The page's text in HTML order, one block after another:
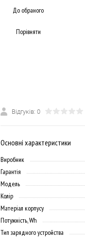
До обраного
Порівняти
Відгуків: 0
Основні характеристики
Виробник
Гарантія
Модель
Колір
Матеріал корпусу
Потужність, Wh
Тип зарядного устройства